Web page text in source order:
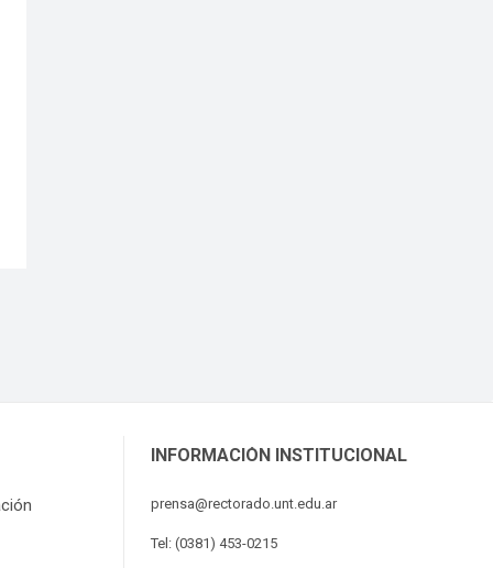
INFORMACIÓN INSTITUCIONAL
prensa@rectorado.unt.edu.ar
Tel: (0381) 453-0215